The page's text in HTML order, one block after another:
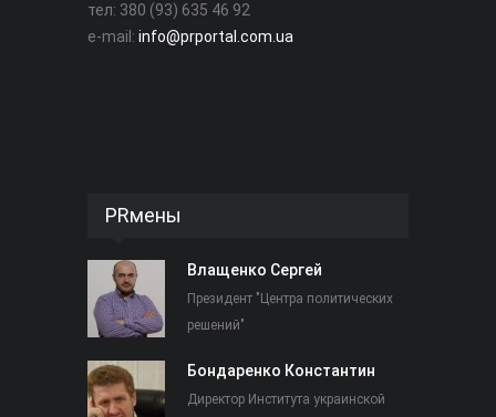
тел: 380 (93) 635 46 92
e-mail: info@prportal.com.ua
PRмены
Влащенко Сергей
Президент "Центра политических
решений"
Бондаренко Константин
Директор Института украинской